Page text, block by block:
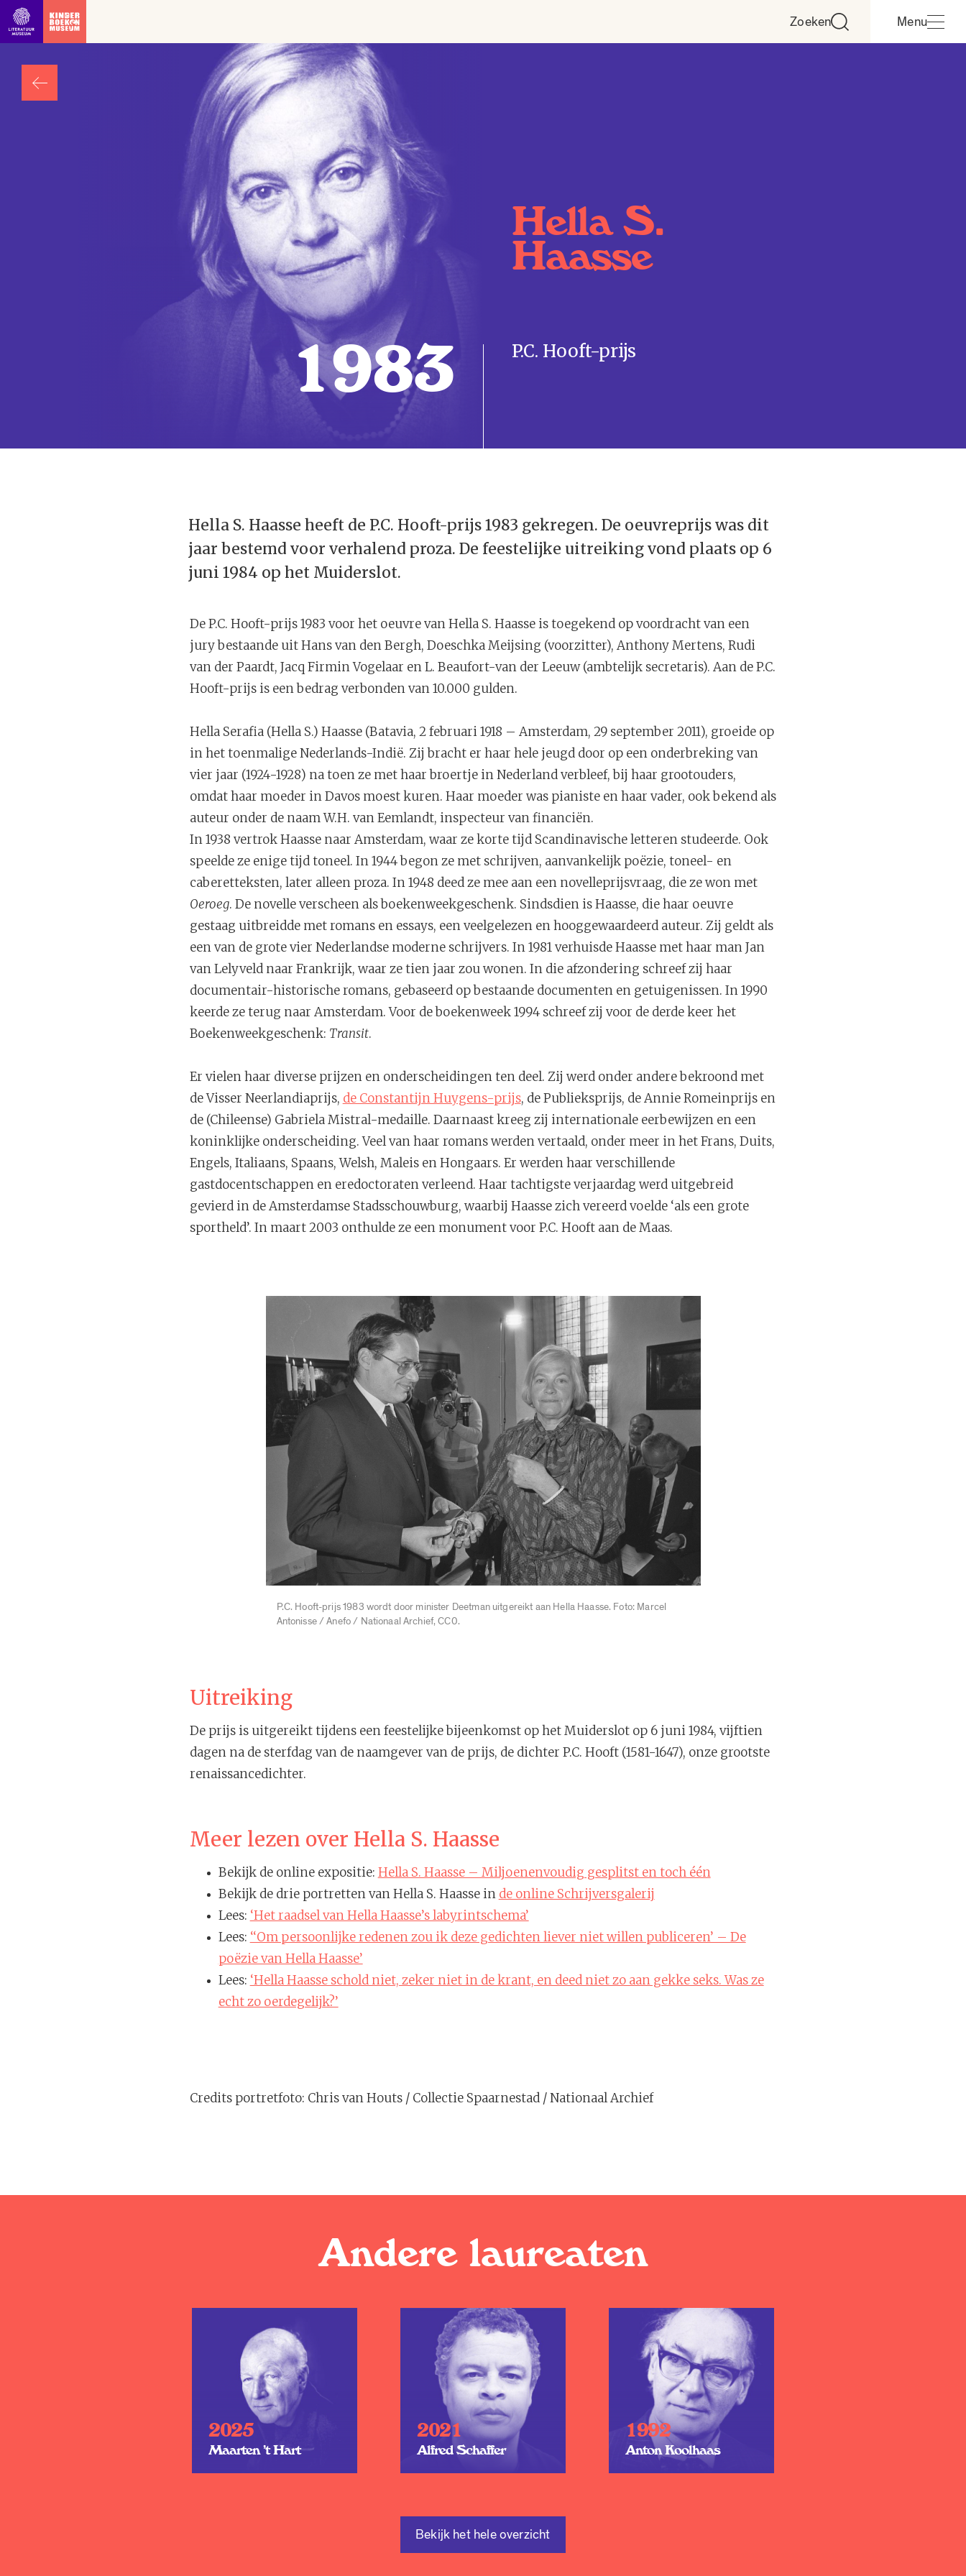
Ga direct naar inhoud Zoeken Menu
Hella S.
Haasse
1983 P.C. Hooft-prijs
Hella S. Haasse heeft de P.C. Hooft-prijs 1983 gekregen. De oeuvreprijs was dit
jaar bestemd voor verhalend proza. De feestelijke uitreiking vond plaats op 6
juni 1984 op het Muiderslot.
De P.C. Hooft-prijs 1983 voor het oeuvre van Hella S. Haasse is toegekend op voordracht van een
jury bestaande uit Hans van den Bergh, Doeschka Meijsing (voorzitter), Anthony Mertens, Rudi
van der Paardt, Jacq Firmin Vogelaar en L. Beaufort-van der Leeuw (ambtelijk secretaris). Aan de P.C.
Hooft-prijs is een bedrag verbonden van 10.000 gulden.
Hella Serafia (Hella S.) Haasse (Batavia, 2 februari 1918 – Amsterdam, 29 september 2011), groeide op
in het toenmalige Nederlands-Indië. Zij bracht er haar hele jeugd door op een onderbreking van
vier jaar (1924-1928) na toen ze met haar broertje in Nederland verbleef, bij haar grootouders,
omdat haar moeder in Davos moest kuren. Haar moeder was pianiste en haar vader, ook bekend als
auteur onder de naam W.H. van Eemlandt, inspecteur van financiën.
In 1938 vertrok Haasse naar Amsterdam, waar ze korte tijd Scandinavische letteren studeerde. Ook
speelde ze enige tijd toneel. In 1944 begon ze met schrijven, aanvankelijk poëzie, toneel- en
caberetteksten, later alleen proza. In 1948 deed ze mee aan een novelleprijsvraag, die ze won met
Oeroeg. De novelle verscheen als boekenweekgeschenk. Sindsdien is Haasse, die haar oeuvre
gestaag uitbreidde met romans en essays, een veelgelezen en hooggewaardeerd auteur. Zij geldt als
een van de grote vier Nederlandse moderne schrijvers. In 1981 verhuisde Haasse met haar man Jan
van Lelyveld naar Frankrijk, waar ze tien jaar zou wonen. In die afzondering schreef zij haar
documentair-historische romans, gebaseerd op bestaande documenten en getuigenissen. In 1990
keerde ze terug naar Amsterdam. Voor de boekenweek 1994 schreef zij voor de derde keer het
Boekenweekgeschenk: Transit.
Er vielen haar diverse prijzen en onderscheidingen ten deel. Zij werd onder andere bekroond met
de Visser Neerlandiaprijs, de Constantijn Huygens-prijs, de Publieksprijs, de Annie Romeinprijs en
de (Chileense) Gabriela Mistral-medaille. Daarnaast kreeg zij internationale eerbewijzen en een
koninklijke onderscheiding. Veel van haar romans werden vertaald, onder meer in het Frans, Duits,
Engels, Italiaans, Spaans, Welsh, Maleis en Hongaars. Er werden haar verschillende
gastdocentschappen en eredoctoraten verleend. Haar tachtigste verjaardag werd uitgebreid
gevierd in de Amsterdamse Stadsschouwburg, waarbij Haasse zich vereerd voelde ‘als een grote
sportheld’. In maart 2003 onthulde ze een monument voor P.C. Hooft aan de Maas.
P.C. Hooft-prijs 1983 wordt door minister Deetman uitgereikt aan Hella Haasse. Foto: Marcel
Antonisse / Anefo / Nationaal Archief, CC0.
Uitreiking
De prijs is uitgereikt tijdens een feestelijke bijeenkomst op het Muiderslot op 6 juni 1984, vijftien
dagen na de sterfdag van de naamgever van de prijs, de dichter P.C. Hooft (1581-1647), onze grootste
renaissancedichter.
Meer lezen over Hella S. Haasse
Bekijk de online expositie: Hella S. Haasse – Miljoenenvoudig gesplitst en toch één
Bekijk de drie portretten van Hella S. Haasse in de online Schrijversgalerij
Lees: ‘Het raadsel van Hella Haasse’s labyrintschema’
Lees: ‘‘Om persoonlijke redenen zou ik deze gedichten liever niet willen publiceren’ – De
poëzie van Hella Haasse’
Lees: ‘Hella Haasse schold niet, zeker niet in de krant, en deed niet zo aan gekke seks. Was ze
echt zo oerdegelijk?’
Credits portretfoto: Chris van Houts / Collectie Spaarnestad / Nationaal Archief
Andere laureaten
2025
Maarten ’t Hart
2021
Alfred Schaffer
1992
Anton Koolhaas
Bekijk het hele overzicht